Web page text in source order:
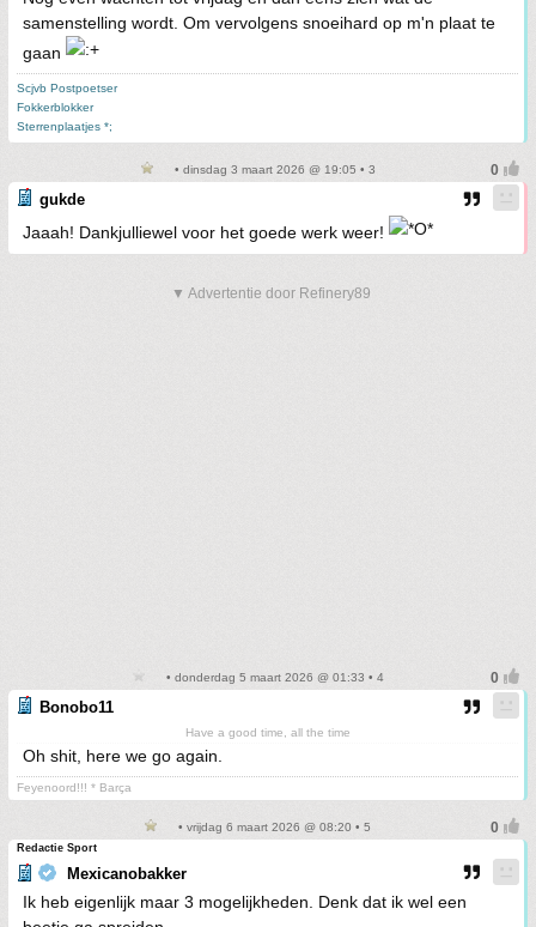
samenstelling wordt. Om vervolgens snoeihard op m'n plaat te
gaan
Scjvb Postpoetser
Fokkerblokker
Sterrenplaatjes *;
• dinsdag 3 maart 2026 @ 19:05 • 3
gukde
Jaaah! Dankjulliewel voor het goede werk weer!
▼ Advertentie door Refinery89
• donderdag 5 maart 2026 @ 01:33 • 4
Bonobo11
Have a good time, all the time
Oh shit, here we go again.
Feyenoord!!! * Barça
• vrijdag 6 maart 2026 @ 08:20 • 5
Redactie Sport
Mexicanobakker
Ik heb eigenlijk maar 3 mogelijkheden. Denk dat ik wel een